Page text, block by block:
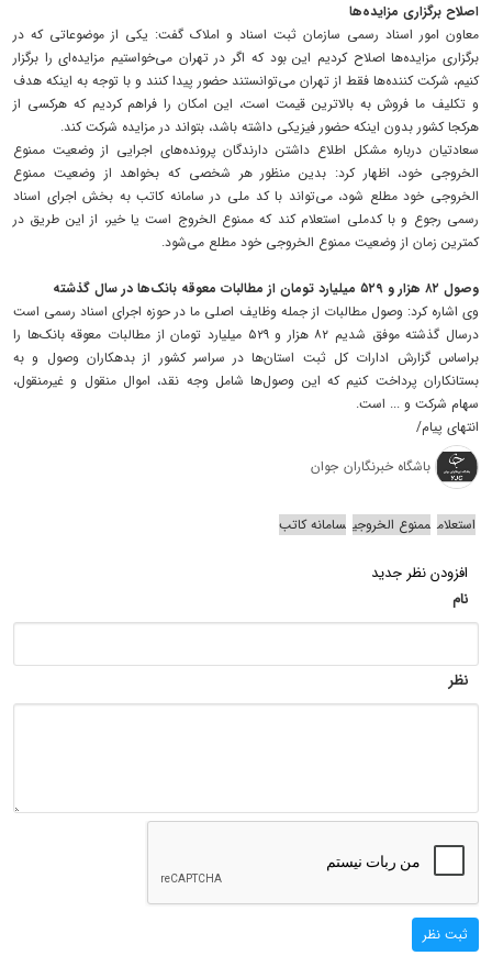
اصلاح برگزاری مزایده‌ها
معاون امور اسناد رسمی سازمان ثبت اسناد و املاک گفت: یکی از موضوعاتی که در
برگزاری مزایده‌ها اصلاح کردیم این بود که اگر در تهران می‌خواستیم مزایده‌ای را برگزار
کنیم، شرکت کننده‌ها فقط از تهران می‌توانستند حضور پیدا کنند و با توجه به اینکه هدف
و تکلیف ما فروش به بالاترین قیمت است، این امکان را فراهم کردیم که هرکسی از
هرکجا کشور بدون اینکه حضور فیزیکی داشته باشد، بتواند در مزایده شرکت کند.
سعادتیان درباره مشکل اطلاع داشتن دارندگان پرونده‌های اجرایی از وضعیت ممنوع
الخروجی خود، اظهار کرد: بدین منظور هر شخصی که بخواهد از وضعیت ممنوع
الخروجی خود مطلع شود، می‌تواند با کد ملی در سامانه کاتب به بخش اجرای اسناد
رسمی رجوع و با کدملی استعلام کند که ممنوع الخروج است یا خیر، از این طریق در
کمترین زمان از وضعیت ممنوع الخروجی خود مطلع می‌شود.
وصول ۸۲ هزار و ۵۲۹ میلیارد تومان از مطالبات معوقه بانک‌ها در سال گذشته
وی اشاره کرد: وصول مطالبات از جمله وظایف اصلی ما در حوزه اجرای اسناد رسمی است
درسال گذشته موفق شدیم ۸۲ هزار و ۵۲۹ میلیارد تومان از مطالبات معوقه بانک‌ها را
براساس گزارش ادارات کل ثبت استان‌ها در سراسر کشور از بدهکاران وصول و به
بستانکاران پرداخت کنیم که این وصول‌ها شامل وجه نقد، اموال منقول و غیرمنقول،
سهام شرکت و ... است.
انتهای پیام/
باشگاه خبرنگاران جوان
استعلام ممنوع الخروجی سامانه کاتب
افزودن نظر جدید
نام
نظر
ثبت نظر